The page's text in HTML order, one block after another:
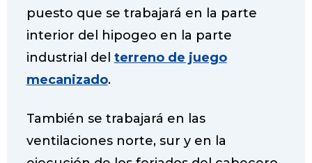
puesto que se trabajará en la parte
interior del hipogeo en la parte
industrial del terreno de juego
mecanizado.
También se trabajará en las
ventilaciones norte, sur y en la